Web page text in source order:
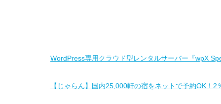
WordPress専用クラウド型レンタルサーバー『wpX
【じゃらん】国内25,000軒の宿をネットで予約OK！2